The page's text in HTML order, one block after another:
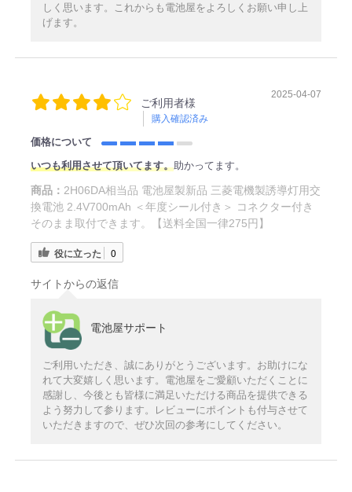
しく思います。これからも電池屋をよろしくお願い申し上
げます。
ご利用者様
購入確認済み
2025-04-07
価格について
いつも利用させて頂いてます。助かってます。
商品： 2H06DA相当品 電池屋製新品 三菱電機製誘導灯用交
換電池 2.4V700mAh ＜年度シール付き＞ コネクター付き
そのまま取付できます。【送料全国一律275円】
役に立った 0
サイトからの返信
電池屋サポート
ご利用いただき、誠にありがとうございます。お助けにな
れて大変嬉しく思います。電池屋をご愛顧いただくことに
感謝し、今後とも皆様に満足いただける商品を提供できる
よう努力して参ります。レビューにポイントも付与させて
いただきますので、ぜひ次回の参考にしてください。